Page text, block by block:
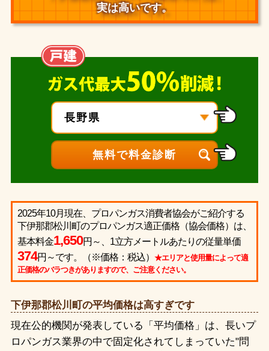
実は高いです。
2025年10月現在、プロパンガス消費者協会がご紹介する
下伊那郡松川町のプロパンガス適正価格（協会価格）は、
基本料金1,650円～、1立方メートルあたりの従量単価
374円～です。（※価格：税込） ★エリアと使用量によって適
正価格のバラつきがありますので、ご注意ください。
下伊那郡松川町の平均価格は高すぎです
現在公的機関が発表している「平均価格」は、長いプ
ロパンガス業界の中で固定化されてしまっていた"問